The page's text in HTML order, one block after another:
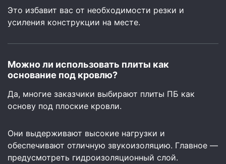
Это избавит вас от необходимости резки и
усиления конструкции на месте.
Можно ли использовать плиты как
основание под кровлю?
Да, многие заказчики выбирают плиты ПБ как
основу под плоские кровли.
Они выдерживают высокие нагрузки и
обеспечивают отличную звукоизоляцию. Главное —
предусмотреть гидроизоляционный слой.